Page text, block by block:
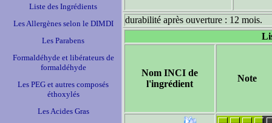
Liste des Ingrédients
Les Allergènes selon le DIMDI
Les Parabens
Formaldéhyde et libérateurs de
formaldéhyde
Les PEG et autres composés
éthoxylés
Les Acides Gras
durabilité après ouverture : 12 mois.
Nom INCI de
l'ingrédient
Note